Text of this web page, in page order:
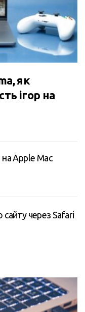
як
ігор на
Apple Mac
через Safari